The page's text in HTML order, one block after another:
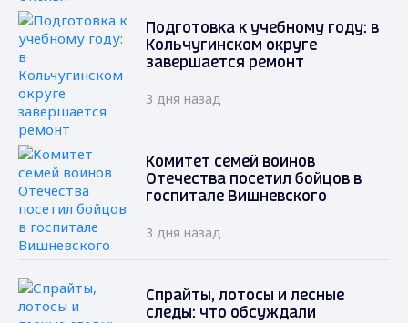
Подготовка к учебному году: в
Кольчугинском округе
завершается ремонт
3 дня назад
Комитет семей воинов
Отечества посетил бойцов в
госпитале Вишневского
3 дня назад
Спрайты, лотосы и лесные
следы: что обсуждали